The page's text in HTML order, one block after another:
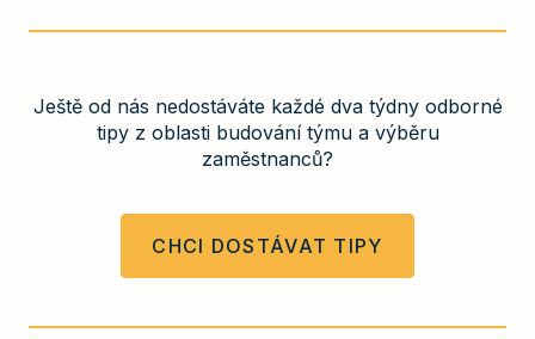
Ještě od nás nedostáváte každé dva týdny odborné
tipy z oblasti budování týmu a výběru
zaměstnanců?
CHCI DOSTÁVAT TIPY